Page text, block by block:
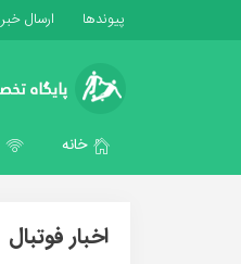
پیوندها ارسال خبر
خانه
اخبار فوتبال